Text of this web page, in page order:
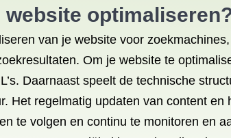
website optimaliseren
van je website voor
Om je website te
Daarnaast speelt de technische
Het regelmatig updaten van content en
te volgen en continu te monitoren en